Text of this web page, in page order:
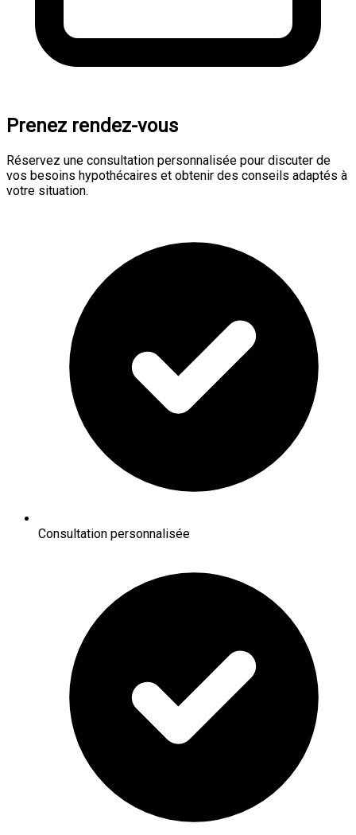
Prenez rendez-vous
Réservez une consultation personnalisée pour discuter de
vos besoins hypothécaires et obtenir des conseils adaptés à
votre situation.
Consultation personnalisée